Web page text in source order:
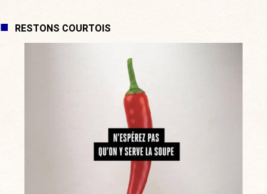
RESTONS COURTOIS